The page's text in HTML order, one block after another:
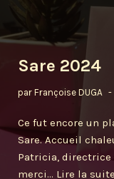
Sare 2024
par Françoise DUGA
Ce fut encore un
Sare. Accueil
Patricia, directrice
merci… Lire la